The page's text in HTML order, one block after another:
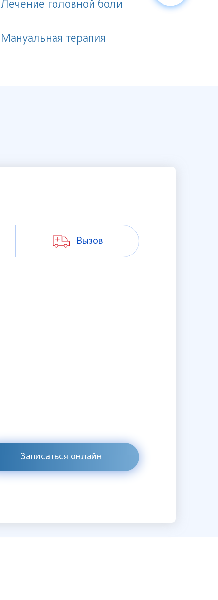
Лечение головной боли
Мануальная терапия
Массаж
Вызов
Записаться онлайн